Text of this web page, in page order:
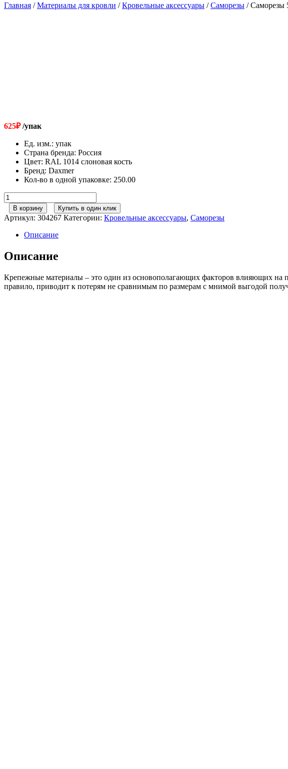
Главная /Материалы для кровли /Кровельные аксессуары /Саморезы / Саморезы
625₽/упак
Ед. изм.: упак
Страна бренда: Россия
Цвет: RAL 1014 слоновая кость
Бренд: Daxmer
Кол-во в одной упаковке: 250.00
Количество
товара
Саморезы
5,5х19
RAL
слоновая
кость
В корзину Купить в один клик
Артикул: 304267 Категории: Кровельные аксессуары, Саморезы
Описание
Описание
Крепежные материалы – это один из основополагающих факторов влияющих на
правило, приводит к потерям не сравнимым по размерам с мнимой выгодой